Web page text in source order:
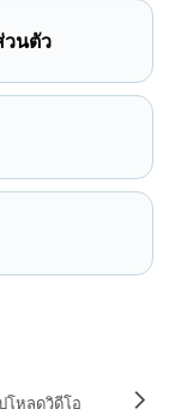
นตัว
โหลดวิดีโอ